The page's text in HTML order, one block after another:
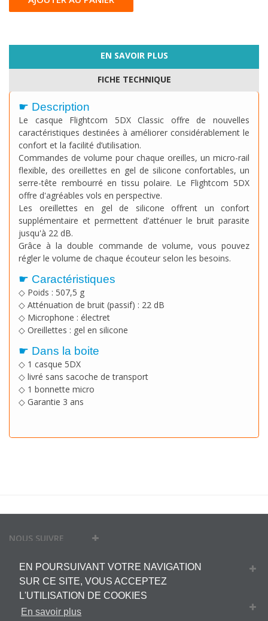
EN POURSUIVANT VOTRE NAVIGATION
SUR CE SITE, VOUS ACCEPTEZ
L'UTILISATION DE COOKIES
En savoir plus
EN SAVOIR PLUS
FICHE TECHNIQUE
☛ Description
Le casque Flightcom 5DX Classic offre de nouvelles
caractéristiques destinées à améliorer considérablement le
confort et la facilité d’utilisation.
Commandes de volume pour chaque oreilles, un micro-rail
flexible, des oreillettes en gel de silicone confortables, un
serre-tête rembourré en tissu polaire. Le Flightcom 5DX
offre d'agréables vols en perspective.
Les oreillettes en gel de silicone offrent un confort
supplémentaire et permettent d’atténuer le bruit parasite
jusqu'à 22 dB.
Grâce à la double commande de volume, vous pouvez
régler le volume de chaque écouteur selon les besoins.
☛ Caractéristiques
◇ Poids : 507,5 g
◇ Atténuation de bruit (passif) : 22 dB
◇ Microphone : électret
◇ Oreillettes : gel en silicone
☛ Dans la boite
◇ 1 casque 5DX
◇ livré sans sacoche de transport
◇ 1 bonnette micro
◇ Garantie 3 ans
NOUS SUIVRE
MON COMPTE
INFORMATIONS